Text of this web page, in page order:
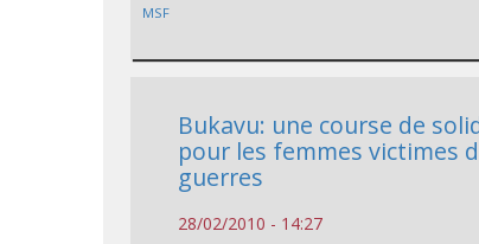
MSF
Bukavu: une course de
pour les femmes victimes
guerres
28/02/2010 - 14:27